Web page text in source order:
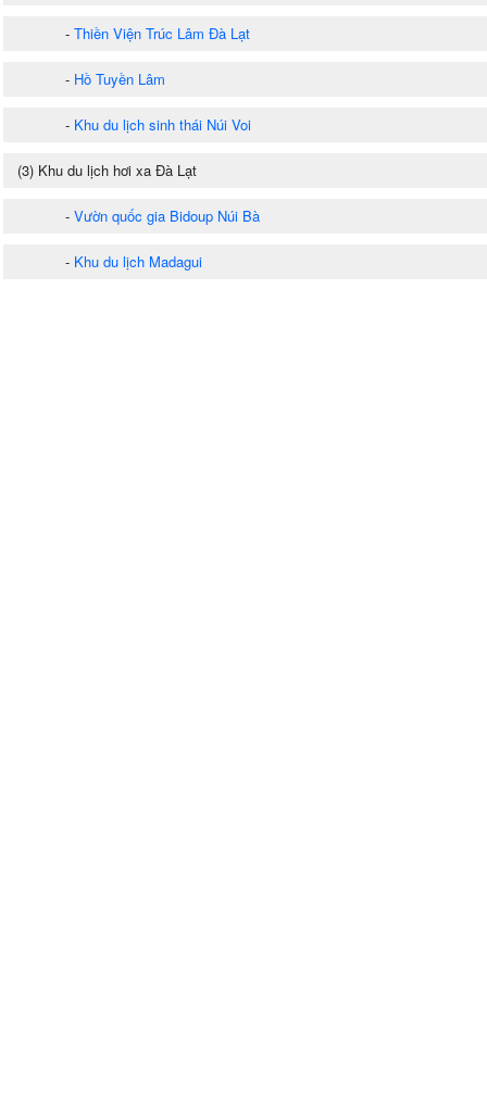
- Thiền Viện Trúc Lâm Đà Lạt
- Hồ Tuyền Lâm
- Khu du lịch sinh thái Núi Voi
(3) Khu du lịch hơi xa Đà Lạt
- Vườn quốc gia Bidoup Núi Bà
- Khu du lịch Madagui